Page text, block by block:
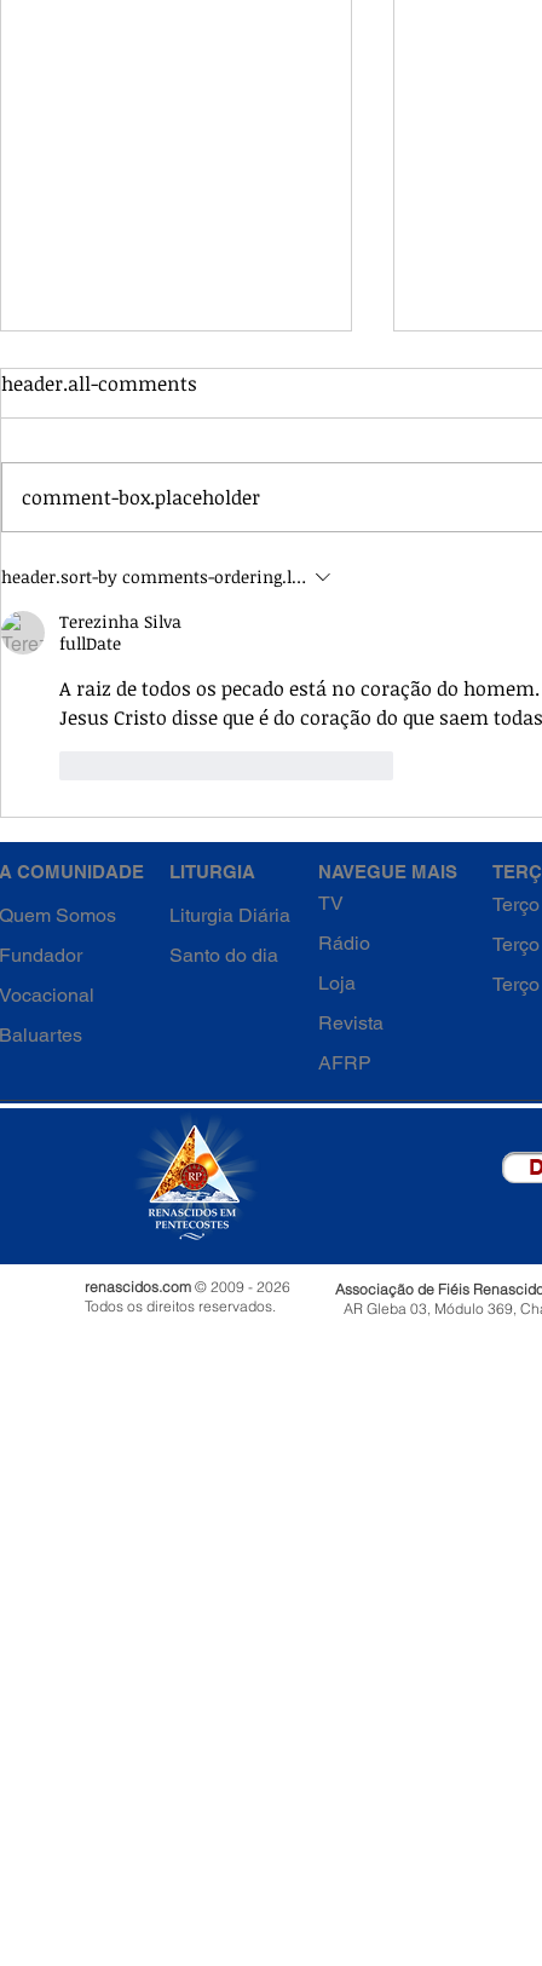
Retiro dos membros - Um
header.all-comments
comment-box.placeholder
header.sort-by comments-ordering.latest-first
Terezinha Silva
fullDate
A raiz de todos os pecado está no coração do
Jesus Cristo disse que é do coração do que saem
A COMUNIDADE
Quem Somos
Fundador
Vocacional
Baluartes
LITURGIA
Liturgia Diária
Santo do dia
NAVEGUE MAIS
TV
Rádio
Loja
Revista
AFRP
renascidos.com © 2009 - 2026
Todos os direitos reservados.
Associação de Fiéis
AR Gleba 03, Módulo 369,